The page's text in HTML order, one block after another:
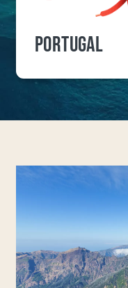
PORTUGAL